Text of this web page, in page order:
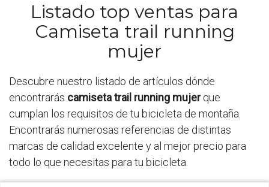
Listado top ventas para
Camiseta trail running
mujer
Descubre nuestro listado de artículos dónde
encontrarás camiseta trail running mujerque
cumplan los requisitos de tu bicicleta de montaña.
Encontrarás numerosas referencias de distintas
marcas de calidad excelente y al mejor precio para
todo lo que necesitas para tu bicicleta.